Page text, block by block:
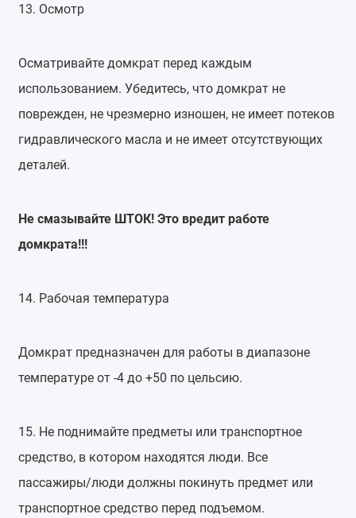
13. Осмотр
Осматривайте домкрат перед каждым
использованием. Убедитесь, что домкрат не
поврежден, не чрезмерно изношен, не имеет потеков
гидравлического масла и не имеет отсутствующих
деталей.
Не смазывайте ШТОК! Это вредит работе
домкрата!!!
14. Рабочая температура
Домкрат предназначен для работы в диапазоне
температуре от -4 до +50 по цельсию.
15. Не поднимайте предметы или транспортное
средство, в котором находятся люди. Все
пассажиры/люди должны покинуть предмет или
транспортное средство перед подъемом.